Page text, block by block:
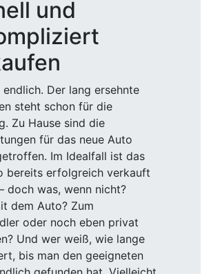
und
Der lang ersehnte
steht schon für die
Zu Hause sind die
für das neue Auto
Im Idealfall ist das
bereits erfolgreich verkauft
doch was, wenn nicht?
dem Auto? Zum
oder noch eben privat
Und wer weiß, wie lange
bis man den geeigneten